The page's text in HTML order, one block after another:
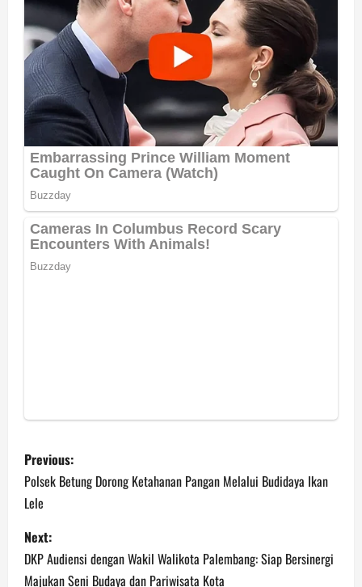
P
o
s
t
Previous:
Polsek Betung Dorong Ketahanan Pangan Melalui Budidaya Ikan
Lele
Next:
DKP Audiensi dengan Wakil Walikota Palembang: Siap Bersinergi
Majukan Seni Budaya dan Pariwisata Kota